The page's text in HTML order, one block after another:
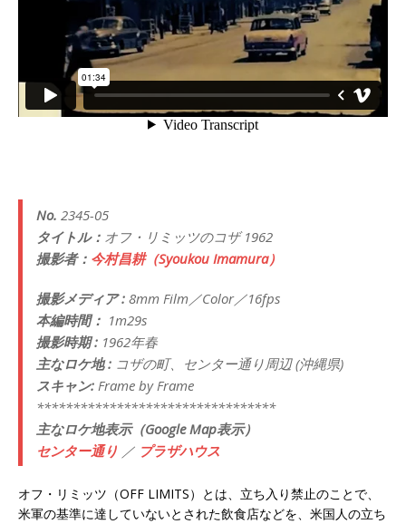
No. 2345-05
タイトル： オフ・リミッツのコザ 1962
撮影者： 今村昌耕（Syoukou Imamura）
撮影メディア : 8mm Film／Color／16fps
本編時間： 1m29s
撮影時期 : 1962年春
主なロケ地 : コザの町、センター通り周辺 (沖縄県)
スキャン: Frame by Frame
*********************************
主なロケ地表示（Google Map表示）
センター通り ／ プラザハウス
オフ・リミッツ（OFF LIMITS）とは、立ち入り禁止のことで、
米軍の基準に達していないとされた飲食店などを、米国人の立ち